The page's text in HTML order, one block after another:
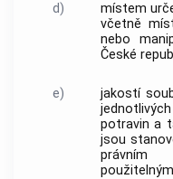
d)
místem
včetně
nebo
České
e) jakostí
potravin a
jsou
právním